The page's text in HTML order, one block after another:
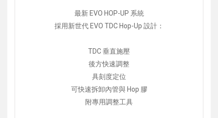
最新 EVO HOP-UP 系統
採用新世代 EVO TDC Hop-Up 設計：
TDC 垂直施壓
後方快速調整
具刻度定位
可快速拆卸內管與 Hop 膠
附專用調整工具